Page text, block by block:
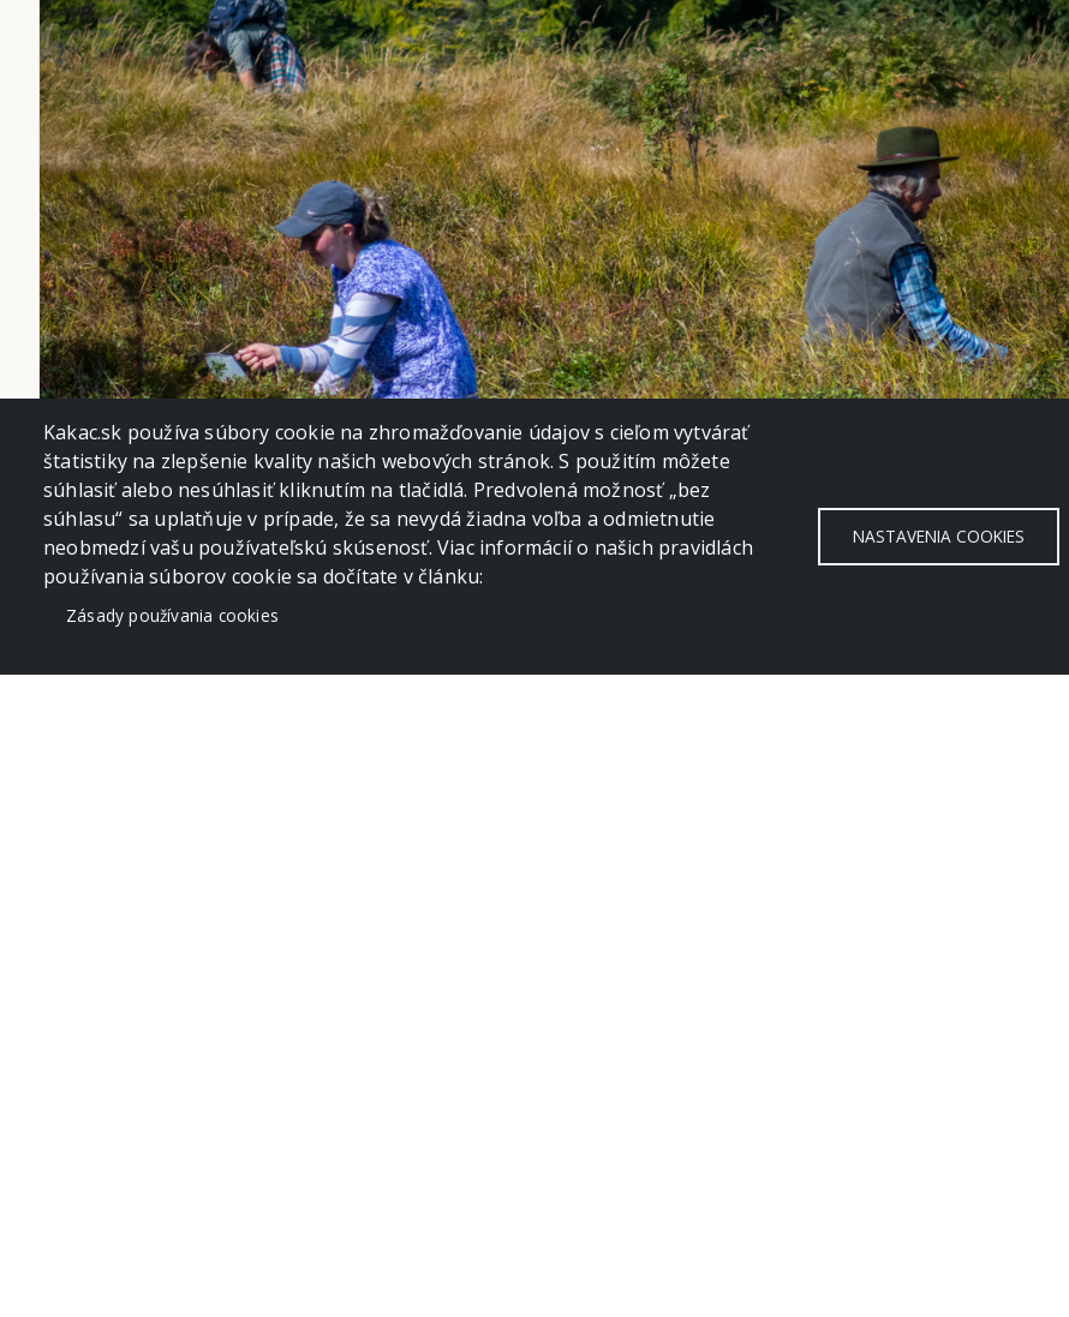
Kakac.sk používa súbory cookie na zhromažďovanie údajov s cieľom vytvárať
štatistiky na zlepšenie kvality našich webových stránok. S použitím môžete
súhlasiť alebo nesúhlasiť kliknutím na tlačidlá. Predvolená možnosť „bez
súhlasu“ sa uplatňuje v prípade, že sa nevydá žiadna voľba a odmietnutie
neobmedzí vašu používateľskú skúsenosť. Viac informácií o našich pravidlách
používania súborov cookie sa dočítate v článku:
Zásady používania cookies
NASTAVENIA COOKIES